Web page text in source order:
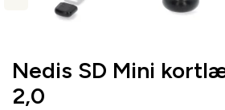
Nedis SD Mini
2,0